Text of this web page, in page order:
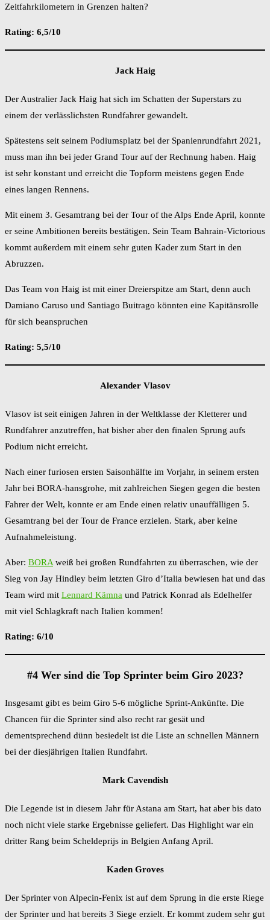
Zeitfahrkilometern in Grenzen halten?
Rating: 6,5/10
Jack Haig
Der Australier Jack Haig hat sich im Schatten der Superstars zu
einem der verlässlichsten Rundfahrer gewandelt.
Spätestens seit seinem Podiumsplatz bei der Spanienrundfahrt 2021,
muss man ihn bei jeder Grand Tour auf der Rechnung haben. Haig
ist sehr konstant und erreicht die Topform meistens gegen Ende
eines langen Rennens.
Mit einem 3. Gesamtrang bei der Tour of the Alps Ende April, konnte
er seine Ambitionen bereits bestätigen. Sein Team Bahrain-Victorious
kommt außerdem mit einem sehr guten Kader zum Start in den
Abruzzen.
Das Team von Haig ist mit einer Dreierspitze am Start, denn auch
Damiano Caruso und Santiago Buitrago könnten eine Kapitänsrolle
für sich beanspruchen
Rating: 5,5/10
Alexander Vlasov
Vlasov ist seit einigen Jahren in der Weltklasse der Kletterer und
Rundfahrer anzutreffen, hat bisher aber den finalen Sprung aufs
Podium nicht erreicht.
Nach einer furiosen ersten Saisonhälfte im Vorjahr, in seinem ersten
Jahr bei BORA-hansgrohe, mit zahlreichen Siegen gegen die besten
Fahrer der Welt, konnte er am Ende einen relativ unauffälligen 5.
Gesamtrang bei der Tour de France erzielen. Stark, aber keine
Aufnahmeleistung.
Aber: BORA weiß bei großen Rundfahrten zu überraschen, wie der
Sieg von Jay Hindley beim letzten Giro d’Italia bewiesen hat und das
Team wird mit Lennard Kämna und Patrick Konrad als Edelhelfer
mit viel Schlagkraft nach Italien kommen!
Rating: 6/10
#4 Wer sind die Top Sprinter beim Giro 2023?
Insgesamt gibt es beim Giro 5-6 mögliche Sprint-Ankünfte. Die
Chancen für die Sprinter sind also recht rar gesät und
dementsprechend dünn besiedelt ist die Liste an schnellen Männern
bei der diesjährigen Italien Rundfahrt.
Mark Cavendish
Die Legende ist in diesem Jahr für Astana am Start, hat aber bis dato
noch nicht viele starke Ergebnisse geliefert. Das Highlight war ein
dritter Rang beim Scheldeprijs in Belgien Anfang April.
Kaden Groves
Der Sprinter von Alpecin-Fenix ist auf dem Sprung in die erste Riege
der Sprinter und hat bereits 3 Siege erzielt. Er kommt zudem sehr gut